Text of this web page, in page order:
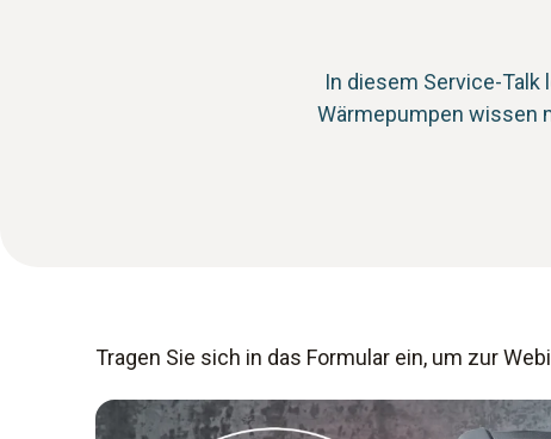
In diesem Service-
Wärmepumpen wissen
Tragen Sie sich in das Formular ein, um zur